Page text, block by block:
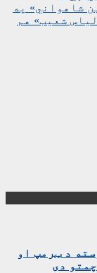
شاهواني» په
شعیب» هم
د ټرمپ او
دی